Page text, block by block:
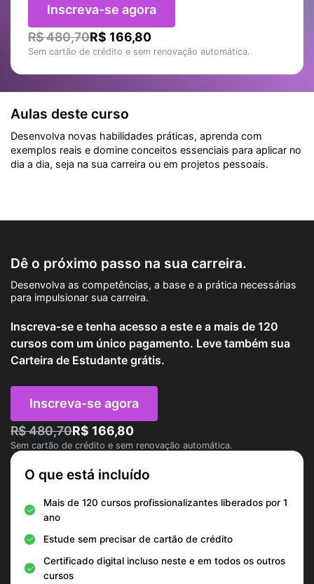
Inscreva-se agora
R$ 480,70R$ 166,80
Sem cartão de crédito e sem renovação automática.
Aulas deste curso
Desenvolva novas habilidades práticas, aprenda com
exemplos reais e domine conceitos essenciais para aplicar no
dia a dia, seja na sua carreira ou em projetos pessoais.
Dê o próximo passo na sua carreira.
Desenvolva as competências, a base e a prática necessárias
para impulsionar sua carreira.
Inscreva-se e tenha acesso a este e a mais de 120
cursos com um único pagamento. Leve também sua
Carteira de Estudante grátis.
Inscreva-se agora
R$ 480,70R$ 166,80
Sem cartão de crédito e sem renovação automática.
O que está incluído
Mais de 120 cursos profissionalizantes liberados por 1
ano
Estude sem precisar de cartão de crédito
Certificado digital incluso neste e em todos os outros
cursos